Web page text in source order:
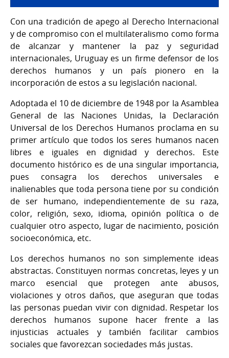
Con una tradición de apego al Derecho Internacional
y de compromiso con el multilateralismo como forma
de alcanzar y mantener la paz y seguridad
internacionales, Uruguay es un firme defensor de los
derechos humanos y un país pionero en la
incorporación de estos a su legislación nacional.
Adoptada el 10 de diciembre de 1948 por la Asamblea
General de las Naciones Unidas, la Declaración
Universal de los Derechos Humanos proclama en su
primer artículo que todos los seres humanos nacen
libres e iguales en dignidad y derechos. Este
documento histórico es de una singular importancia,
pues consagra los derechos universales e
inalienables que toda persona tiene por su condición
de ser humano, independientemente de su raza,
color, religión, sexo, idioma, opinión política o de
cualquier otro aspecto, lugar de nacimiento, posición
socioeconómica, etc.
Los derechos humanos no son simplemente ideas
abstractas. Constituyen normas concretas, leyes y un
marco esencial que protegen ante abusos,
violaciones y otros daños, que aseguran que todas
las personas puedan vivir con dignidad. Respetar los
derechos humanos supone hacer frente a las
injusticias actuales y también facilitar cambios
sociales que favorezcan sociedades más justas.